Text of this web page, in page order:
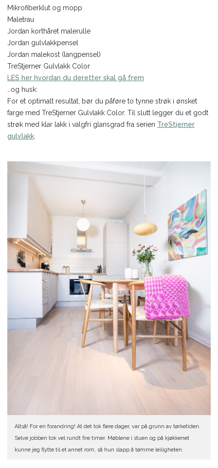
Mikrofiberklut og mopp
Maletrau
Jordan korthåret malerulle
Jordan gulvlakkpensel
Jordan malekost (langpensel)
TreStjerner Gulvlakk Color
LES her hvordan du deretter skal gå frem
…og husk:
For et optimalt resultat, bør du påføre to tynne strøk i ønsket
farge med TreStjerner Gulvlakk Color. Til slutt legger du et godt
strøk med klar lakk i valgfri glansgrad fra serien TreStjerner
gulvlakk
Altså! For en forandring! At det tok flere dager, var på grunn av tørketiden.
Selve jobben tok vel rundt fire timer. Møblene i stuen og på kjøkkenet
kunne jeg flytte til et annet rom, så hun slapp å tømme leiligheten.